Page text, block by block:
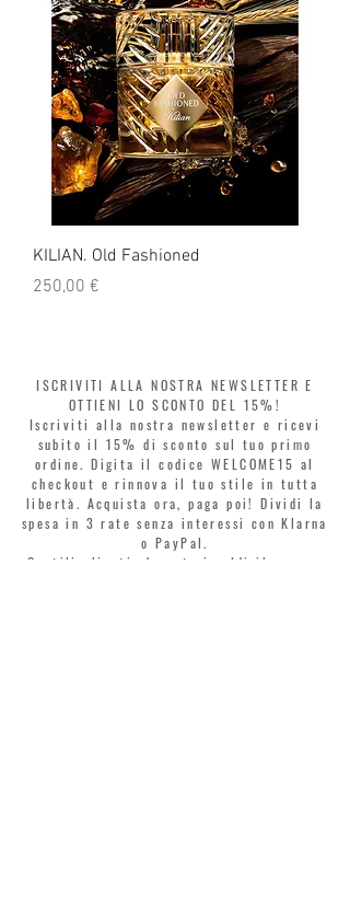
KILIAN. Old Fashioned
Prezzo
250,00 €
ISCRIVITI ALLA NOSTRA NEWSLETTER E
OTTIENI LO SCONTO DEL 15%!
Iscriviti alla nostra newsletter e ricevi
subito il 15% di sconto sul tuo primo
ordine. Digita il codice WELCOME15 al
checkout e rinnova il tuo stile in tutta
libertà. Acquista ora, paga poi! Dividi la
spesa in 3 rate senza interessi con Klarna
o PayPal.
Gentili clienti, durante i saldi il coupon